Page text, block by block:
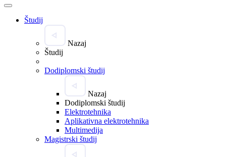
Študij
Nazaj
Študij
Dodiplomski študij
Nazaj
Dodiplomski študij
Elektrotehnika
Aplikativna elektrotehnika
Multimedija
Magistrski študij